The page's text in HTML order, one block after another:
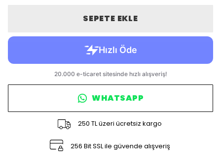
SEPETE EKLE
WHATSAPP
250 TL üzeri ücretsiz kargo
256 Bit SSL ile güvende alışveriş